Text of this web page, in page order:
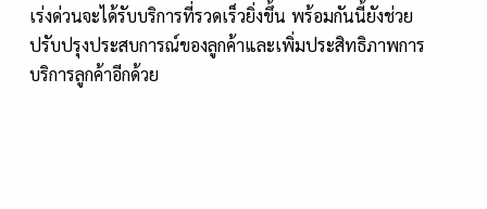
เร่งด่วนจะได้รับบริการที่รวดเร็วยิ่งขึ้น พร้อมกันนี้ยังช่วย
ปรับปรุงประสบการณ์ของลูกค้าและเพิ่มประสิทธิภาพการ
บริการลูกค้าอีกด้วย